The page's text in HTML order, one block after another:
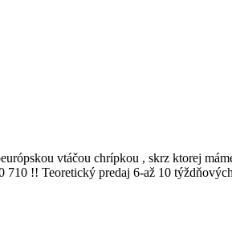
vtáčou chrípkou , skrz ktorej
!! Teoretický predaj 6-až 10